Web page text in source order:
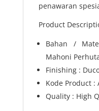
penawaran
Product
Bahan /
Mahoni
Finishing :
Kode Product :
Quality : High